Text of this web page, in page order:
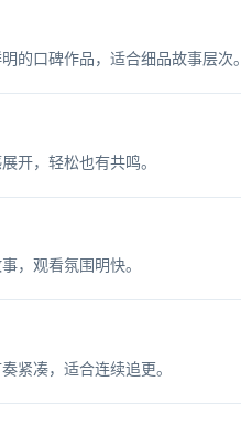
的口碑作品，适合细品故事层次。
开，轻松也有共鸣。
，观看氛围明快。
紧凑，适合连续追更。